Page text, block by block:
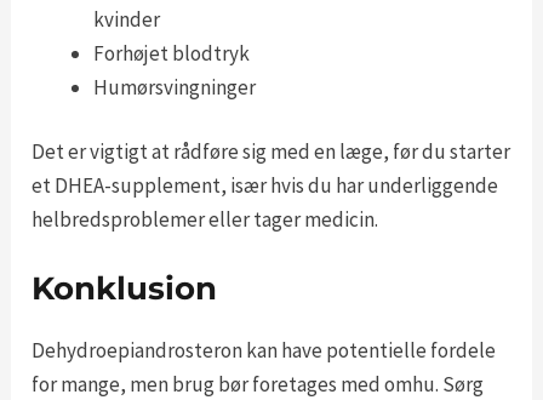
kvinder
Forhøjet blodtryk
Humørsvingninger
Det er vigtigt at rådføre sig med en læge, før du starter
et DHEA-supplement, især hvis du har underliggende
helbredsproblemer eller tager medicin.
Konklusion
Dehydroepiandrosteron kan have potentielle fordele
for mange, men brug bør foretages med omhu. Sørg